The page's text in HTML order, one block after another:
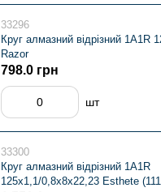
33296
Круг алмазний вiдрiзний 1A1R
Razor
798.0 грн
шт
33300
Круг алмазний вiдрiзний 1A1R
125x1,1/0,8x8x22,23 Esthete